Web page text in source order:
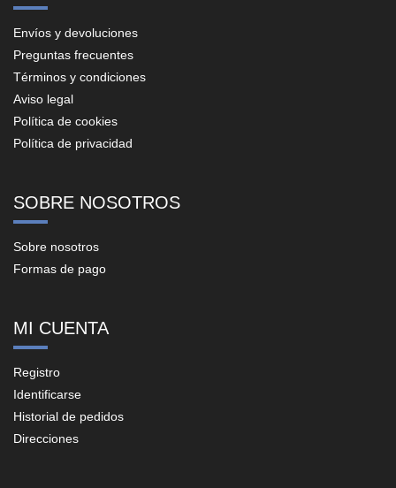
Envíos y devoluciones
Preguntas frecuentes
Términos y condiciones
Aviso legal
Política de cookies
Política de privacidad
SOBRE NOSOTROS
Sobre nosotros
Formas de pago
MI CUENTA
Registro
Identificarse
Historial de pedidos
Direcciones